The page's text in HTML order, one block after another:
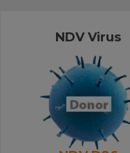
NDV Virus